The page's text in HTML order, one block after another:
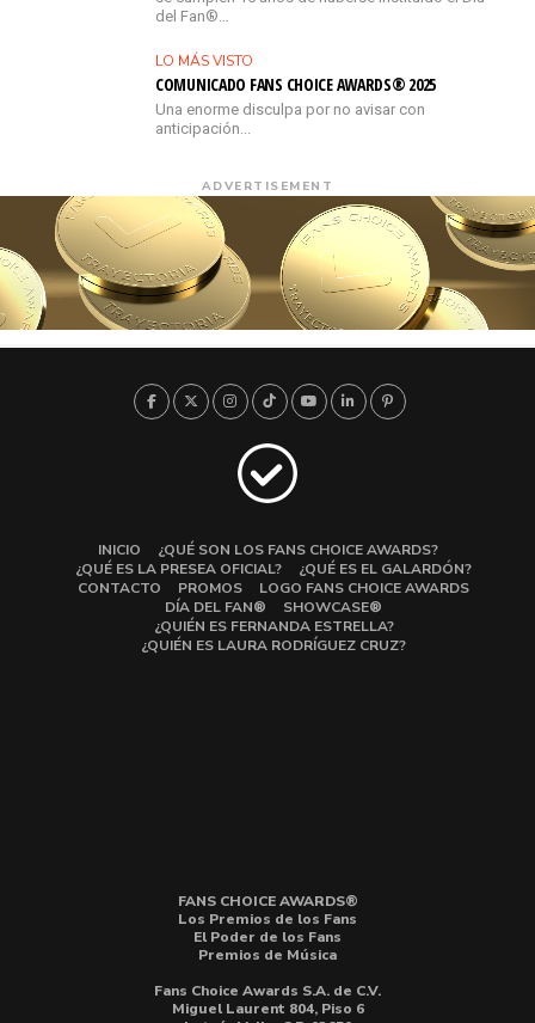
del Fan®…
LO MÁS VISTO
COMUNICADO FANS CHOICE AWARDS® 2025
Una enorme disculpa por no avisar con
anticipación...
ADVERTISEMENT
INICIO
¿QUÉ SON LOS FANS CHOICE AWARDS?
¿QUÉ ES LA PRESEA OFICIAL?
¿QUÉ ES EL GALARDÓN?
CONTACTO
PROMOS
LOGO FANS CHOICE AWARDS
DÍA DEL FAN®
SHOWCASE®
¿QUIÉN ES FERNANDA ESTRELLA?
¿QUIÉN ES LAURA RODRÍGUEZ CRUZ?
FANS CHOICE AWARDS®
Los Premios de los Fans
El Poder de los Fans
Premios de Música
Fans Choice Awards S.A. de C.V.
Miguel Laurent 804, Piso 6